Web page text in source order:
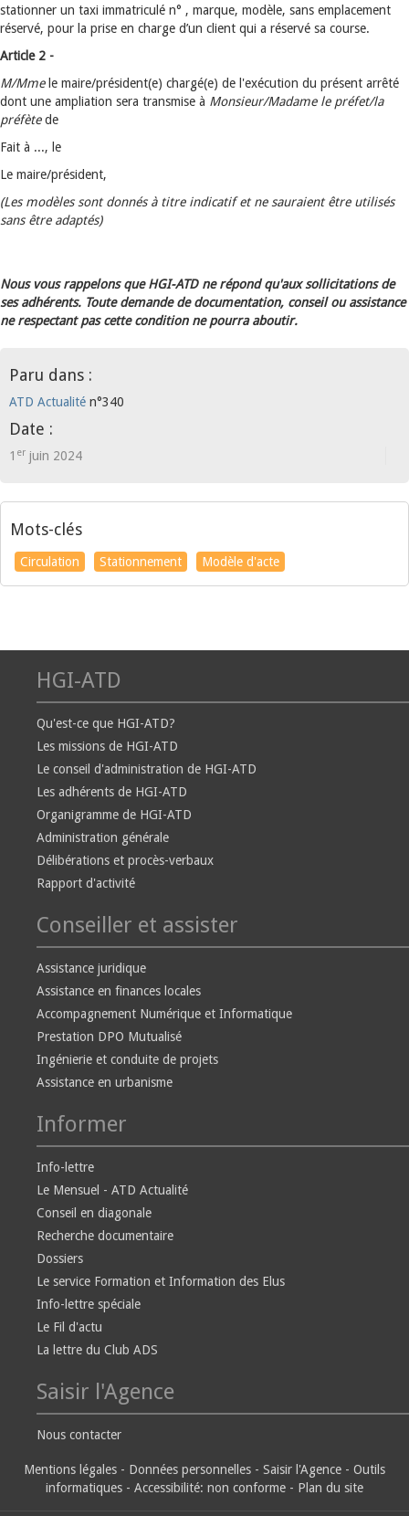
stationner un taxi immatriculé n° , marque, modèle, sans emplacement
réservé, pour la prise en charge d’un client qui a réservé sa course.
Article 2 -
M/Mmele maire/président(e) chargé(e) de l'exécution du présent arrêté
dont une ampliation sera transmise à Monsieur/Madame le préfet/la
préfètede
Fait à ..., le
Le maire/président,
(Les modèles sont donnés à titre indicatif et ne sauraient être utilisés
sans être adaptés)
Nous vous rappelons que HGI-ATD ne répond qu'aux sollicitations de
ses adhérents. Toute demande de documentation, conseil ou assistance
ne respectant pas cette condition ne pourra aboutir.
Paru dans :
ATD Actualité n°340
Date :
1 er juin 2024
Mots-clés
Circulation Stationnement Modèle d'acte
HGI-ATD
Qu'est-ce que HGI-ATD?
Les missions de HGI-ATD
Le conseil d'administration de HGI-ATD
Les adhérents de HGI-ATD
Organigramme de HGI-ATD
Administration générale
Délibérations et procès-verbaux
Rapport d'activité
Conseiller et assister
Assistance juridique
Assistance en finances locales
Accompagnement Numérique et Informatique
Prestation DPO Mutualisé
Ingénierie et conduite de projets
Assistance en urbanisme
Informer
Info-lettre
Le Mensuel - ATD Actualité
Conseil en diagonale
Recherche documentaire
Dossiers
Le service Formation et Information des Elus
Info-lettre spéciale
Le Fil d'actu
La lettre du Club ADS
Saisir l'Agence
Nous contacter
Mentions légales - Données personnelles - Saisir l'Agence - Outils
informatiques - Accessibilité: non conforme - Plan du site